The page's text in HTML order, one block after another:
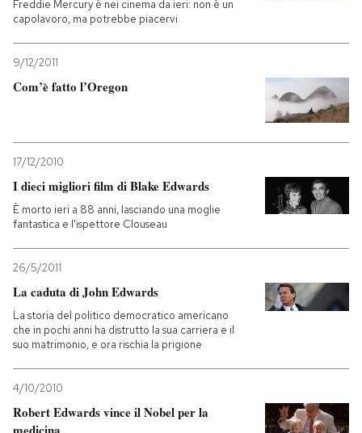
Freddie Mercury è nei cinema da ieri: non è un
capolavoro, ma potrebbe piacervi
9/12/2011
Com’è fatto l’Oregon
17/12/2010
I dieci migliori film di Blake Edwards
È morto ieri a 88 anni, lasciando una moglie
fantastica e l'ispettore Clouseau
26/5/2011
La caduta di John Edwards
La storia del politico democratico americano
che in pochi anni ha distrutto la sua carriera e il
suo matrimonio, e ora rischia la prigione
4/10/2010
Robert Edwards vince il Nobel per la